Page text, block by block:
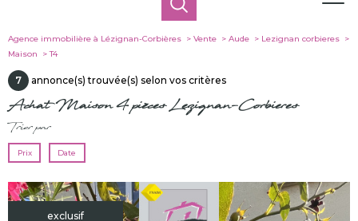
Agence immobilière à Lézignan-Corbières Vente Aude
Lezignan corbieres
Maison
T4
7 annonce(s) trouvée(s) selon vos critères
Achat Maison 4 pièces Lezignan-Corbieres
Trier par
Prix Date
exclusif